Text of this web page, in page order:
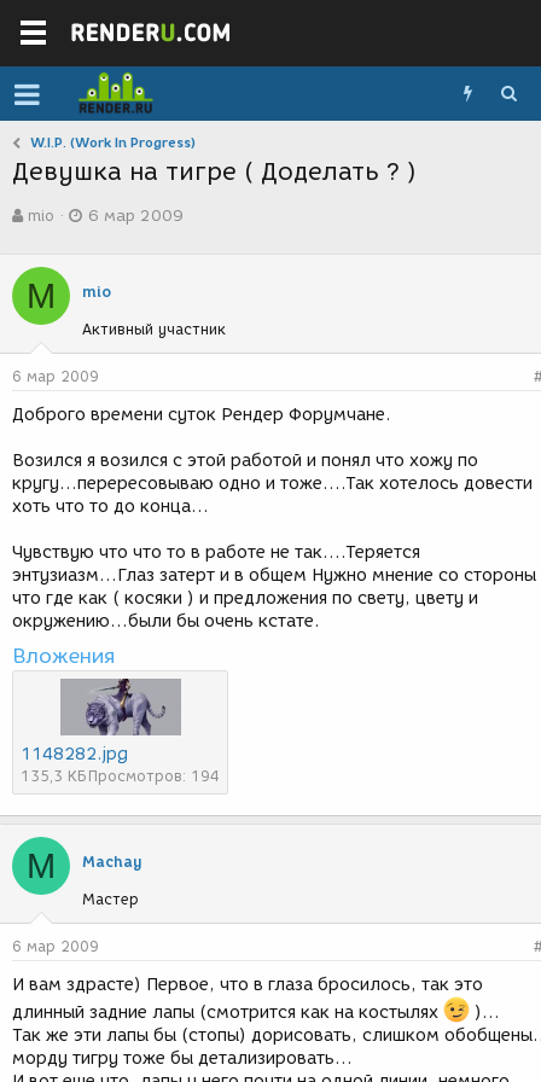
W.I.P. (Work In Progress)
Девушка на тигре ( Доделать ? )
в
о
р
т
е
м
ы
mio
а
с
з
д
а
и
6 мар 2009
M mio
Активный участник
6 мар 2009
Доброго времени суток Рендер Форумчане.
Возился я возился с этой работой и понял что хожу по
кругу...перересовываю одно и тоже....Так хотелось довести
хоть что то до конца...
Чувствую что что то в работе не так....Теряется
энтузиазм...Глаз затерт и в общем Нужно мнение со
что где как ( косяки ) и предложения по свету, цвету и
окружению...были бы очень кстате.
Вложения
1148282.jpg
135,3 КБ Просмотров: 194
M Machay
Мастер
6 мар 2009
И вам здрасте) Первое, что в глаза бросилось, так это
длинный задние лапы (смотрится как на костылях
)...
Так же эти лапы бы (стопы) дорисовать, слишком
морду тигру тоже бы детализировать...